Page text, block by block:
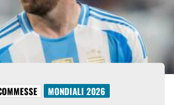
MONDIALI 2026